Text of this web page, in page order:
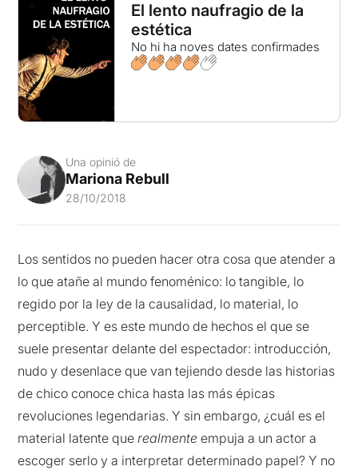
El lento naufragio de la
estética
No hi ha noves dates confirmades
Una opinió de
Mariona Rebull
28/10/2018
Los sentidos no pueden hacer otra cosa que atender a
lo que atañe al mundo fenoménico: lo tangible, lo
regido por la ley de la causalidad, lo material, lo
perceptible. Y es este mundo de hechos el que se
suele presentar delante del espectador: introducción,
nudo y desenlace que van tejiendo desde las historias
de chico conoce chica hasta las más épicas
revoluciones legendarias. Y sin embargo, ¿cuál es el
material latente querealmente empuja a un actor a
escoger serlo y a interpretar determinado papel? Y no